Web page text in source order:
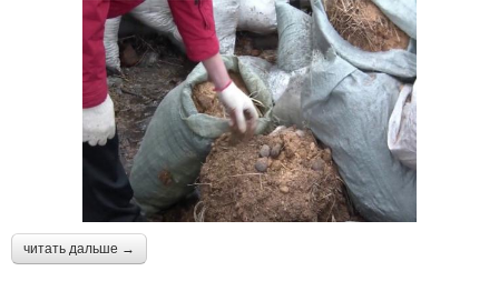
Навоз под яблоню Навоз под огурцы
Свиной навоз Жидкое удобрение
читать дальше →